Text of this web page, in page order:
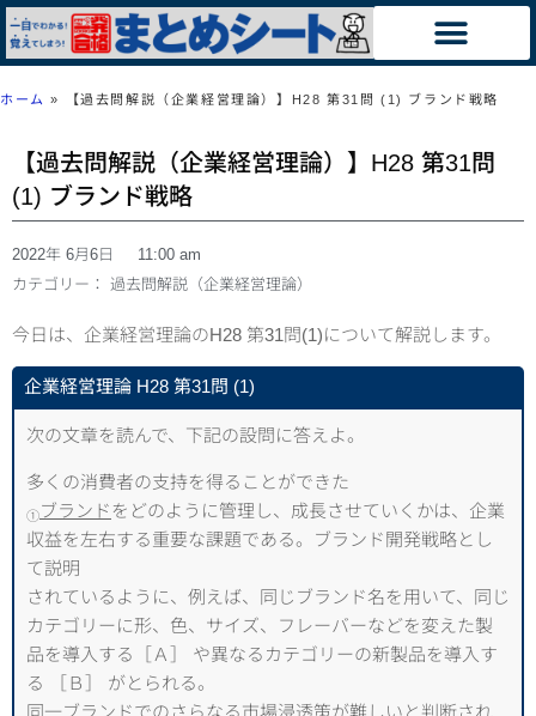
ホーム » 【過去問解説（企業経営理論）】H28 第31問 (1) ブランド戦略
【過去問解説（企業経営理論）】H28 第31問
(1) ブランド戦略
2022年 6月6日
11:00 am
カテゴリー： 過去問解説（企業経営理論）
今日は、企業経営理論のH28 第31問(1)について解説します。
企業経営理論 H28 第31問 (1)
次の文章を読んで、下記の設問に答えよ。
多くの消費者の支持を得ることができた
①ブランド をどのように管理し、成長させていくかは、企業
収益を左右する重要な課題である。ブランド開発戦略とし
て説明
されているように、例えば、同じブランド名を用いて、同じ
カテゴリーに形、色、サイズ、フレーバーなどを変えた製
品を導入する［Ａ］ や異なるカテゴリーの新製品を導入す
る ［Ｂ］ がとられる。
同一ブランドでのさらなる市場浸透策が難しいと判断され